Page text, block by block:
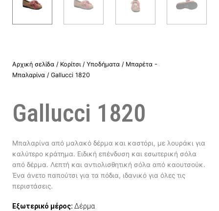
Αρχική σελίδα / Κορίτσι / Υποδήματα / Μπαρέτα -
Μπαλαρίνα / Gallucci 1820
Gallucci 1820
Μπαλαρίνα από μαλακό δέρμα και καστόρι, με λουράκι για
καλύτερο κράτημα. Ειδική επένδυση και εσωτερική σόλα
από δέρμα. Λεπτή και αντιολισθητική σόλα από καουτσούκ.
Ένα άνετο παπούτσι για τα πόδια, ιδανικό για όλες τις
περιστάσεις.
Εξωτερικό μέρος: Δέρμα